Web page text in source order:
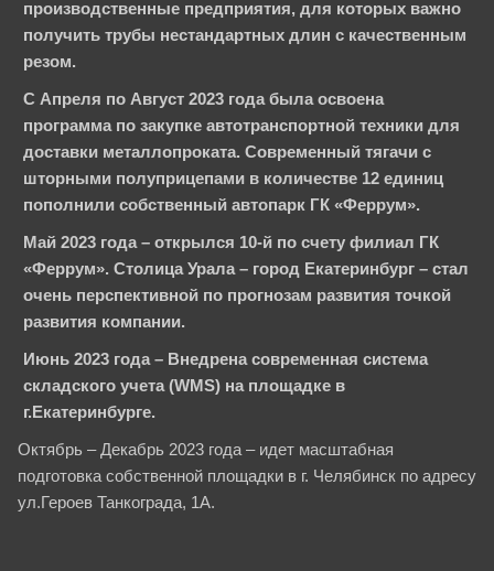
51-190.
Начался выпуск стальных труб диаметром 219 мм и
профильной 160х160 мм.
Налажено производства тяжелой арматурной сетки.
Запущено производство стальной полосы.
Компания ФЕРРУМ в очередной раз получила
платиновый статус партнера ЕВРАЗа.
Компания ФЕРРУМ получила награды в рамках
престижного ежегодного конкурса РСПМ: «Лучшая
металлобаза Сибири», «Лучший сервисный
металлоцентр России» за самый широкий
ассортимент продукции и услуг, «Лучшая сбытовая
сеть России – 2017» в номинации «Динамика
производственные предприятия, для которых важно
получить трубы нестандартных длин с качественным
резом.
С Апреля по Август 2023 года была освоена
программа по закупке автотранспортной техники для
доставки металлопроката. Современный тягачи с
шторными полуприцепами в количестве 12 единиц
пополнили собственный автопарк ГК «Феррум».
Май 2023 года – открылся 10-й по счету филиал ГК
«Феррум». Столица Урала – город Екатеринбург – стал
очень перспективной по прогнозам развития точкой
развития компании.
Июнь 2023 года – Внедрена современная система
складского учета (WMS) на площадке в
г.Екатеринбурге.
Октябрь – Декабрь 2023 года – идет масштабная
подготовка собственной площадки в г. Челябинск по адресу
ул.Героев Танкограда, 1А.